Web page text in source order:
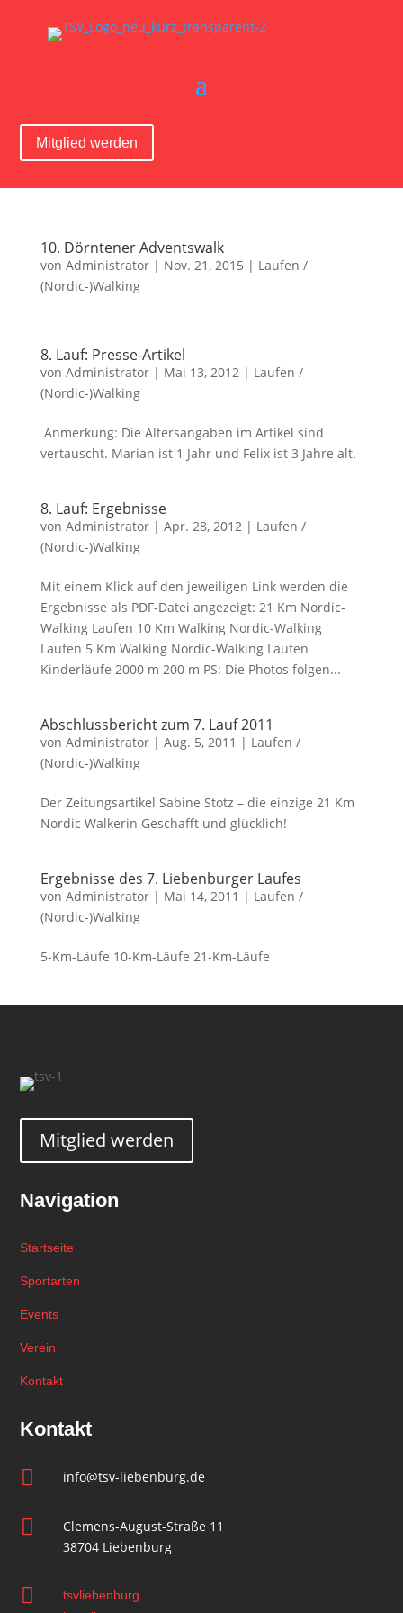
Mitglied werden
10. Dörntener Adventswalk
von Administrator| Nov. 21, 2015 | Laufen /
(Nordic-)Walking
8. Lauf: Presse-Artikel
von Administrator| Mai 13, 2012 | Laufen /
(Nordic-)Walking
Anmerkung: Die Altersangaben im Artikel sind
vertauscht. Marian ist 1 Jahr und Felix ist 3 Jahre alt.
8. Lauf: Ergebnisse
von Administrator| Apr. 28, 2012 | Laufen /
(Nordic-)Walking
Mit einem Klick auf den jeweiligen Link werden die
Ergebnisse als PDF-Datei angezeigt: 21 Km Nordic-
Walking Laufen 10 Km Walking Nordic-Walking
Laufen 5 Km Walking Nordic-Walking Laufen
Kinderläufe 2000 m 200 m PS: Die Photos folgen...
Abschlussbericht zum 7. Lauf 2011
von Administrator| Aug. 5, 2011 | Laufen /
(Nordic-)Walking
Der Zeitungsartikel Sabine Stotz – die einzige 21 Km
Nordic Walkerin Geschafft und glücklich!
Ergebnisse des 7. Liebenburger Laufes
von Administrator| Mai 14, 2011 | Laufen /
(Nordic-)Walking
5-Km-Läufe 10-Km-Läufe 21-Km-Läufe
Mitglied werden
Navigation
Startseite
Sportarten
Events
Verein
Kontakt
Kontakt
 info@tsv-liebenburg.de

Clemens-August-Straße 11
38704 Liebenburg

tsvliebenburg